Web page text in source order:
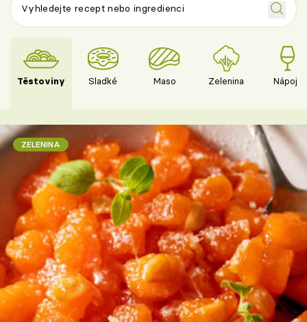
Těstoviny Sladké Maso Zelenina Nápoje
ZELENINA